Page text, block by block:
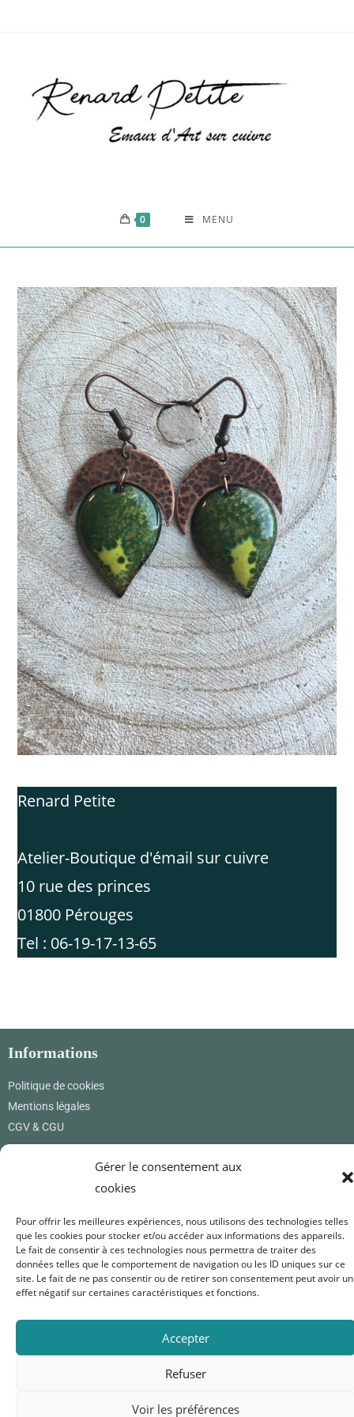
Gérer le consentement aux
cookies
Pour offrir les meilleures expériences, nous utilisons des technologies telles
que les cookies pour stocker et/ou accéder aux informations des appareils.
Le fait de consentir à ces technologies nous permettra de traiter des
données telles que le comportement de navigation ou les ID uniques sur ce
site. Le fait de ne pas consentir ou de retirer son consentement peut avoir un
effet négatif sur certaines caractéristiques et fonctions.
Accepter
Refuser
Voir les préférences
0 MENU
Renard Petite
Atelier-Boutique d'émail sur cuivre
10 rue des princes
01800 Pérouges
Tel : 06-19-17-13-65
Informations
Politique de cookies
Mentions légales
CGV & CGU
Où nous trouver
01800 Pérouges
France
0619171365
renardpetite@gmail.com